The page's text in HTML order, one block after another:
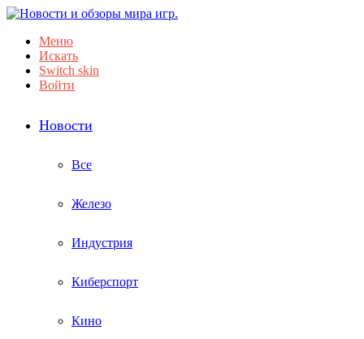
Меню
Искать
Switch skin
Войти
Новости
Все
Железо
Индустрия
Киберспорт
Кино